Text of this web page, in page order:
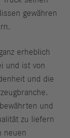
gewähren
erheblich
und ist von
und die
und
zu liefern
neuen